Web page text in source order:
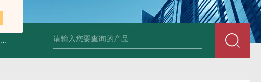
变送器GPV-V1-F1-P2-O3 变送器GPA-A2-F1-P2-O3 变送器